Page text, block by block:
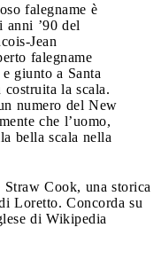
falegname è
anni ’90 del
Jean
falegname
giunto a Santa
la scala.
numero del New
che l’uomo,
bella scala nella
Straw Cook, una storica
Loretto. Concorda su
di Wikipedia